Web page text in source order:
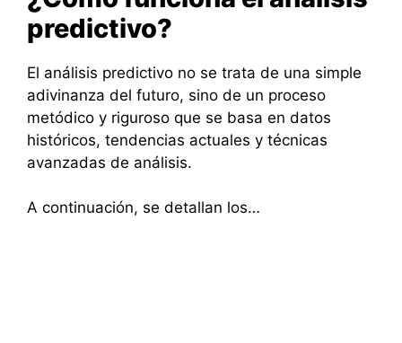
predictivo?
El análisis predictivo no se trata de una simple
adivinanza del futuro, sino de un proceso
metódico y riguroso que se basa en datos
históricos, tendencias actuales y técnicas
avanzadas de análisis.
A continuación, se detallan los…